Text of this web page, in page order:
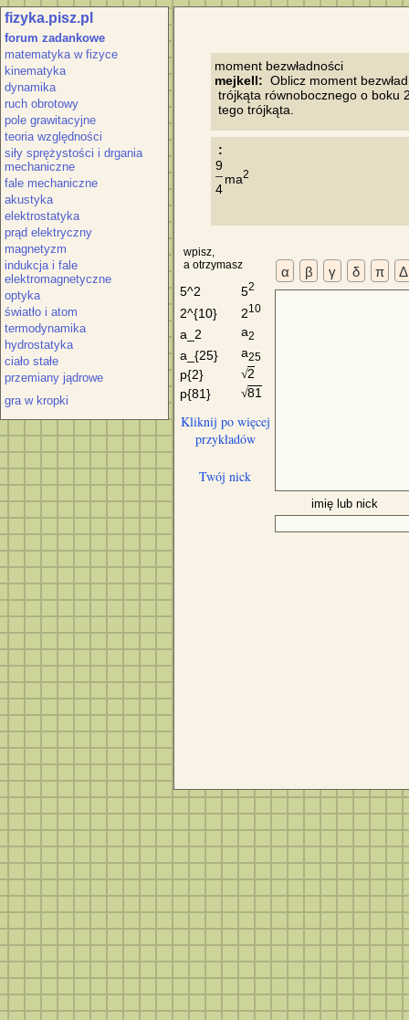
fizyka.pisz.pl
forum zadankowe
matematyka w fizyce
kinematyka
dynamika
ruch obrotowy
pole grawitacyjne
teoria względności
siły sprężystości i drgania
mechaniczne
fale mechaniczne
akustyka
elektrostatyka
prąd elektryczny
magnetyzm
indukcja i fale
elektromagnetyczne
optyka
światło i atom
termodynamika
hydrostatyka
ciało stałe
przemiany jądrowe
gra w kropki
mejkell:
Oblicz moment
trójkąta równobocznego o boku
:
9
ma2
4
α β γ δ π Δ
imię lub nick
wpisz,
a otrzymasz
5^2 52
2^{10} 210
a_2 a2
a_{25} a25
p{2} √2
p{81}
√81
Kliknij po więcej
przykładów
Twój nick